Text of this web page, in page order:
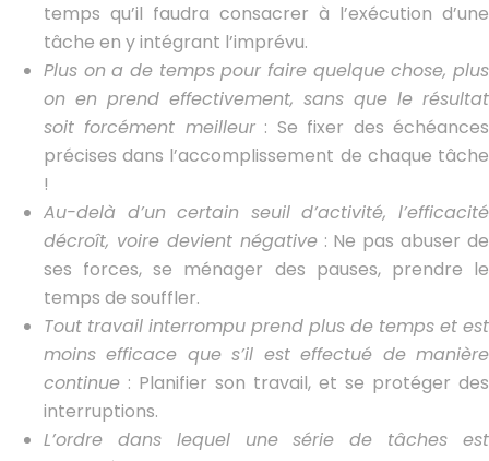
temps qu’il faudra consacrer à l’exécution d’une
tâche en y intégrant l’imprévu.
Plus on a de temps pour faire quelque chose, plus
on en prend effectivement, sans que le résultat
soit forcément meilleur: Se fixer des échéances
précises dans l’accomplissement de chaque tâche
!
Au-delà d’un certain seuil d’activité, l’efficacité
décroît, voire devient négative: Ne pas abuser de
ses forces, se ménager des pauses, prendre le
temps de souffler.
Tout travail interrompu prend plus de temps et est
moins efficace que s’il est effectué de manière
continue : Planifier son travail, et se protéger des
interruptions.
L’ordre dans lequel une série de tâches est